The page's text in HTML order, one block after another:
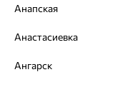
Анапская
Анастасиевка
Ангарск